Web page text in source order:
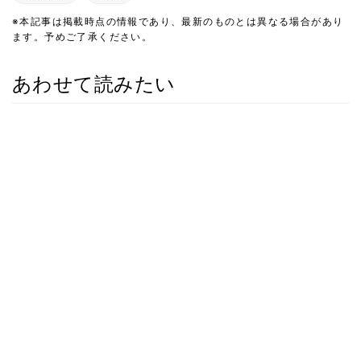
※本記事は掲載時点の情報であり、最新のものとは異なる場合があり
ます。予めご了承ください。
あわせて読みたい